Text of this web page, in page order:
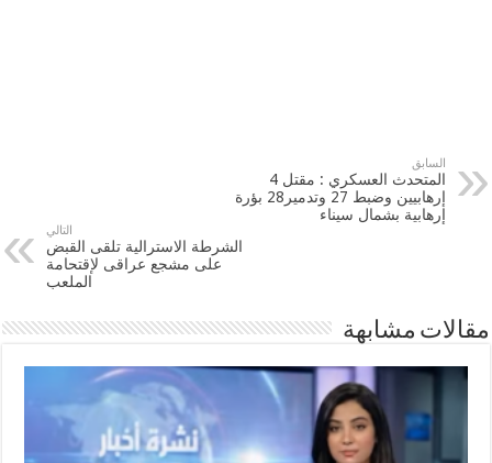
السابق
المتحدث العسكري : مقتل 4
إرهابيين وضبط 27 وتدمير28 بؤرة
إرهابية بشمال سيناء
التالي
الشرطة الاسترالية تلقى القبض
على مشجع عراقى لإقتحامة
الملعب
مقالات مشابهة